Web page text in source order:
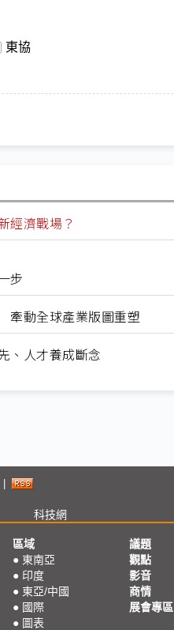
東協
經濟戰場？
步
動全球產業版圖重塑
、人才養成斷念
科技網
區域
● 東南亞
● 印度
● 東亞/中國
● 國際
● 圖表
議題
觀點
影音
商情
展會專區